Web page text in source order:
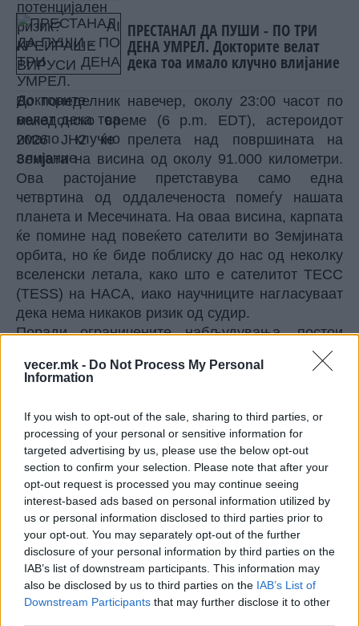
vecer.mk - Do Not Process My Personal
Information
If you wish to opt-out of the sale, sharing to third parties, or
processing of your personal or sensitive information for
targeted advertising by us, please use the below opt-out
section to confirm your selection. Please note that after your
opt-out request is processed you may continue seeing
interest-based ads based on personal information utilized by
us or personal information disclosed to third parties prior to
your opt-out. You may separately opt-out of the further
disclosure of your personal information by third parties on the
IAB’s list of downstream participants. This information may
also be disclosed by us to third parties on the IAB’s List of
Downstream Participants that may further disclose it to other
ПРЕСТАНАЛ ДА ПУШИ - ПО ТРИ
ДЕНА УМРЕЛ. Докторите велат
дека тоа имало клучно влијание
Во понеделник навечер, околу 23:00 часот по
македонско време (6 p.m. EDT), астероидот
2026 JH2 ќе прелета над површината на
Земјата на висина од околу 91.000 километри.
Ова растојание претставува само една
четвртина од оддалеченоста помеѓу нашата
планета и Месечината. На оваа висина, карпата
ќе помине над повеќето сателити во Земјината
орбита, но ќе биде поблиску до нас од неколку
вселенски летала, како што е сателитот ТЕСС
(TESS) на НАСА, иако научниците нагласуваат
дека нема никаков ризик од судир.
Поради ограничените набљудувања, постои
мал степен на несигурност за точната висина
на прелетувањето, но астрономите се децидни:
Како да се гледа прелетот?
За време на најблискиот пристап, астероидот ќе
достигне светлина од 11,5 степени, што го
прави лесно видлив со добар телескоп или
поквалитетен двоглед. За сите останати,
проектот „Виртуелен телескоп“ (Virtual Telescope
Project), раководен од астрономот Џанлука
Маси, ќе обезбеди бесплатен видеопренос во
живо од прелетувањето, следено преку
телескоп во Манчијано, Италија.
© Vecer.mk, правата за текстот се на редакцијата